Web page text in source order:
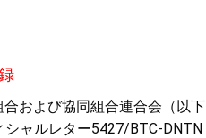
および協同組合連合会（以下
ャルレター5427/BTC-DNTN